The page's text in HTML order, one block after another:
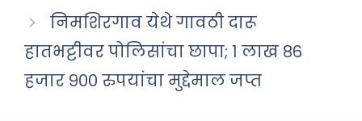
निमशिरगाव येथे गावठी दारू
हातभट्टीवर पोलिसांचा छापा; १ लाख ८६
हजार ९०० रुपयांचा मुद्देमाल जप्त